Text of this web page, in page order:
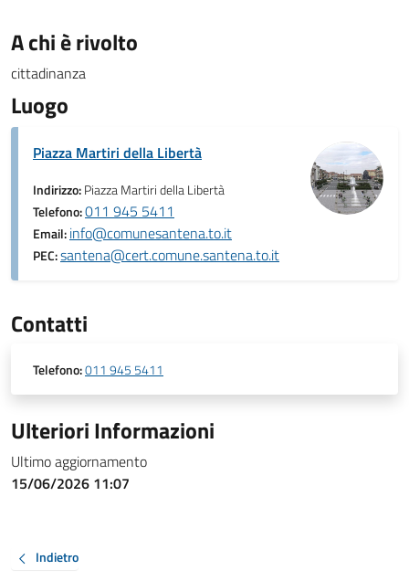
A chi è rivolto
cittadinanza
Luogo
Piazza Martiri della Libertà
Indirizzo:Piazza Martiri della Libertà
Telefono:011 945 5411
Email:info@comunesantena.to.it
PEC:santena@cert.comune.santena.to.it
Contatti
Telefono:011 945 5411
Ulteriori Informazioni
Ultimo aggiornamento
15/06/2026 11:07
Indietro